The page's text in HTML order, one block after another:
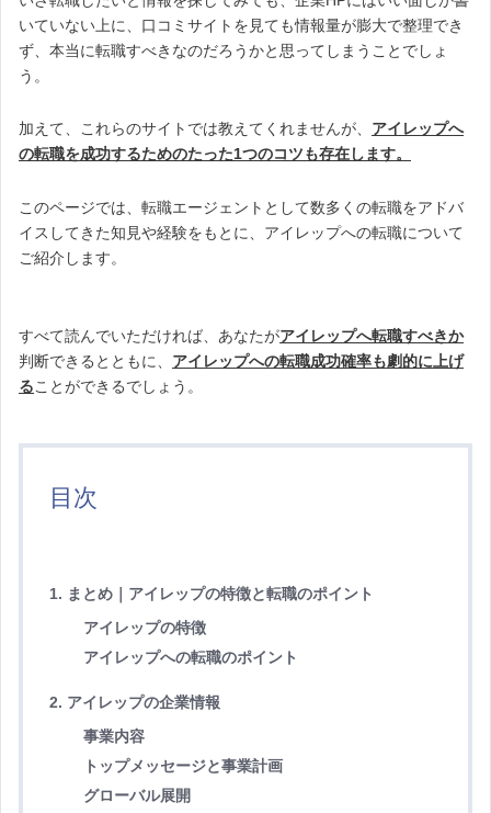
いていない上に、口コミサイトを見ても情報量が膨大で整理でき
ず、本当に転職すべきなのだろうかと思ってしまうことでしょ
う。
加えて、これらのサイトでは教えてくれませんが、 アイレップへ
の転職を成功するためのたった1つのコツも存在します。
このページでは、転職エージェントとして数多くの転職をアドバ
イスしてきた知見や経験をもとに、アイレップへの転職について
ご紹介します。
すべて読んでいただければ、あなたがアイレップへ転職すべきか
判断できるとともに、 アイレップへの転職成功確率も劇的に上げ
ることができるでしょう。
目次
1. まとめ｜アイレップの特徴と転職のポイント
アイレップの特徴
アイレップへの転職のポイント
2. アイレップの企業情報
事業内容
トップメッセージと事業計画
グローバル展開